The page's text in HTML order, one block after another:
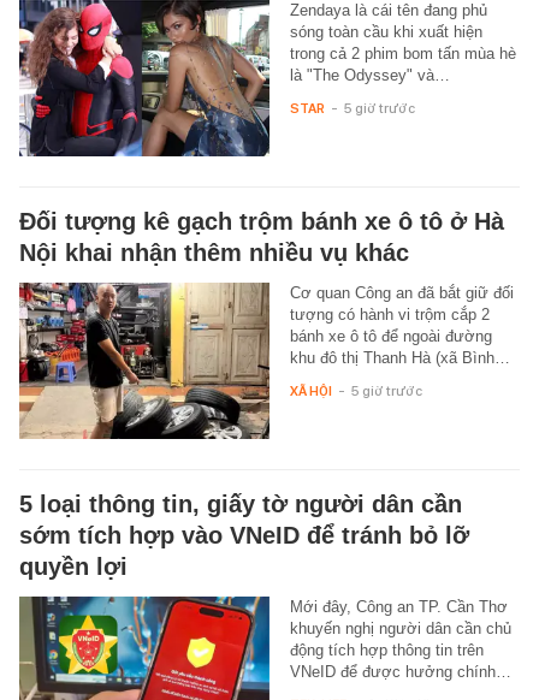
Zendaya là cái tên đang phủ
sóng toàn cầu khi xuất hiện
trong cả 2 phim bom tấn mùa hè
là "The Odyssey" và…
STAR - 5 giờ trước
Đối tượng kê gạch trộm bánh xe ô tô ở Hà
Nội khai nhận thêm nhiều vụ khác
Cơ quan Công an đã bắt giữ đối
tượng có hành vi trộm cắp 2
bánh xe ô tô để ngoài đường
khu đô thị Thanh Hà (xã Bình…
XÃ HỘI - 5 giờ trước
5 loại thông tin, giấy tờ người dân cần
sớm tích hợp vào VNeID để tránh bỏ lỡ
quyền lợi
Mới đây, Công an TP. Cần Thơ
khuyến nghị người dân cần chủ
động tích hợp thông tin trên
VNeID để được hưởng chính…